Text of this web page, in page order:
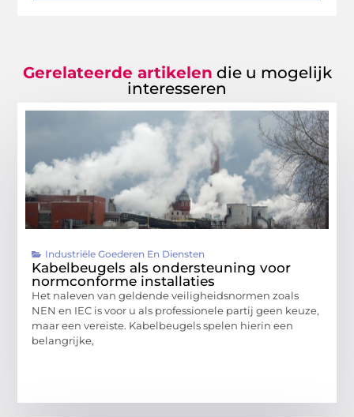
Gerelateerde artikelen die u mogelijk
interesseren
Industriële Goederen En Diensten
Kabelbeugels als ondersteuning voor
normconforme installaties
Het naleven van geldende veiligheidsnormen zoals
NEN en IEC is voor u als professionele partij geen keuze,
maar een vereiste. Kabelbeugels spelen hierin een
belangrijke,